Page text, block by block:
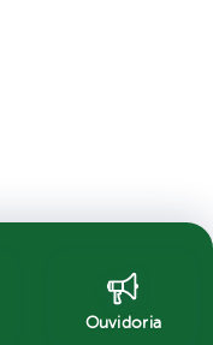
Ouvidoria